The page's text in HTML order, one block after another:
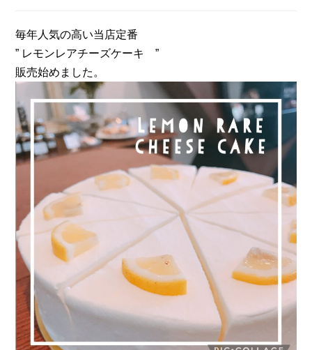
開
テ
リ
毎年人気の高い当店定番
” レモンレアチーズケーキ ”
販売始めました。